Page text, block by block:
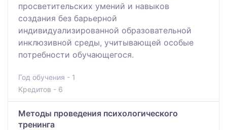
просветительских умений и навыков
создания без барьерной
индивидуализированной образовательной
инклюзивной среды, учитывающей особые
потребности обучающегося.
Год обучения - 1
Кредитов - 6
Методы проведения психологического
тренинга